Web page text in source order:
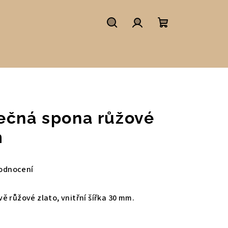
košík
spona růžové
růžové zlato, vnitřní šířka 30 mm.